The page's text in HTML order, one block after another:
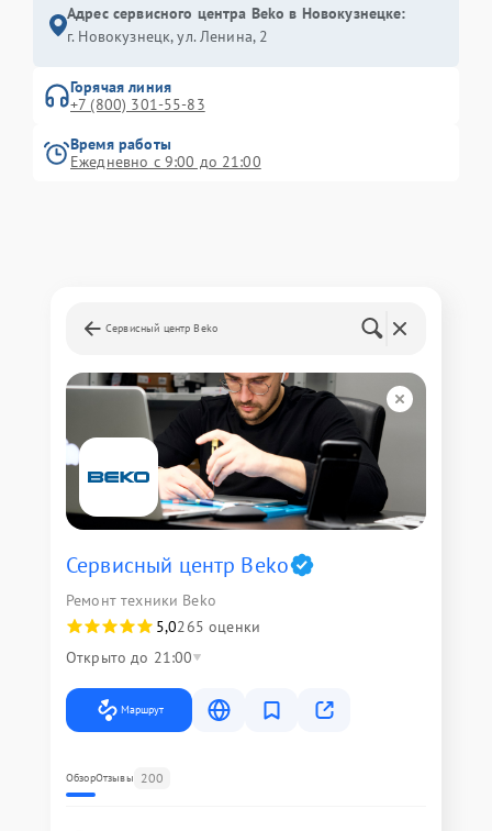
Адрес сервисного центра Beko в Новокузнецке:
г. Новокузнецк, ул. Ленина, 2
Горячая линия
+7 (800) 301-55-83
Время работы
Ежедневно с 9:00 до 21:00
Сервисный центр Beko
Сервисный центр Beko
Ремонт техники Beko
5,0265 оценки
Открыто до 21:00
Маршрут
ОбзорОтзывы 200